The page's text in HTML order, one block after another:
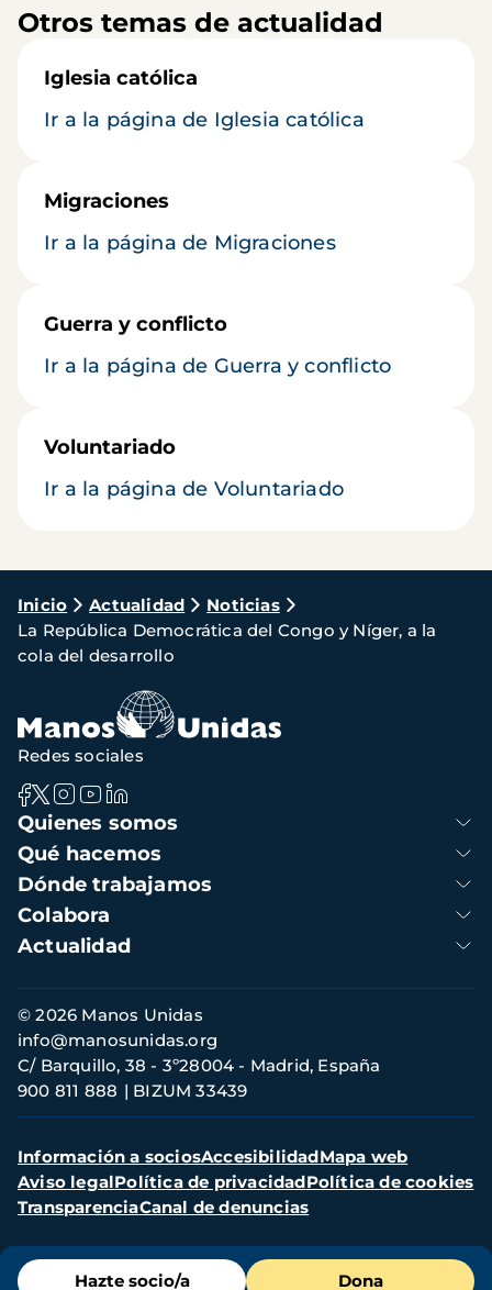
Otros temas de actualidad
Iglesia católica
Ir a la página de Iglesia católica
Migraciones
Ir a la página de Migraciones
Guerra y conflicto
Ir a la página de Guerra y conflicto
Voluntariado
Ir a la página de Voluntariado
Ruta
de
navegación
Inicio Actualidad
Noticias
La República Democrática del Congo y Níger, a la
cola del desarrollo
Menú
Hazte socio/a Dona
Navegación
principal
Quienes somos
Qué hacemos
Dónde trabajamos
Colabora
Actualidad
Redes sociales
Información
de
contacto
© 2026 Manos Unidas
C/ Barquillo, 38 - 3º28004 - Madrid, España
900 811 888
BIZUM 33439
info@manosunidas.org
Menú
secundario
Información a sociosAccesibilidadMapa web
Aviso legalPolítica de privacidadPolítica de cookies
TransparenciaCanal de denuncias